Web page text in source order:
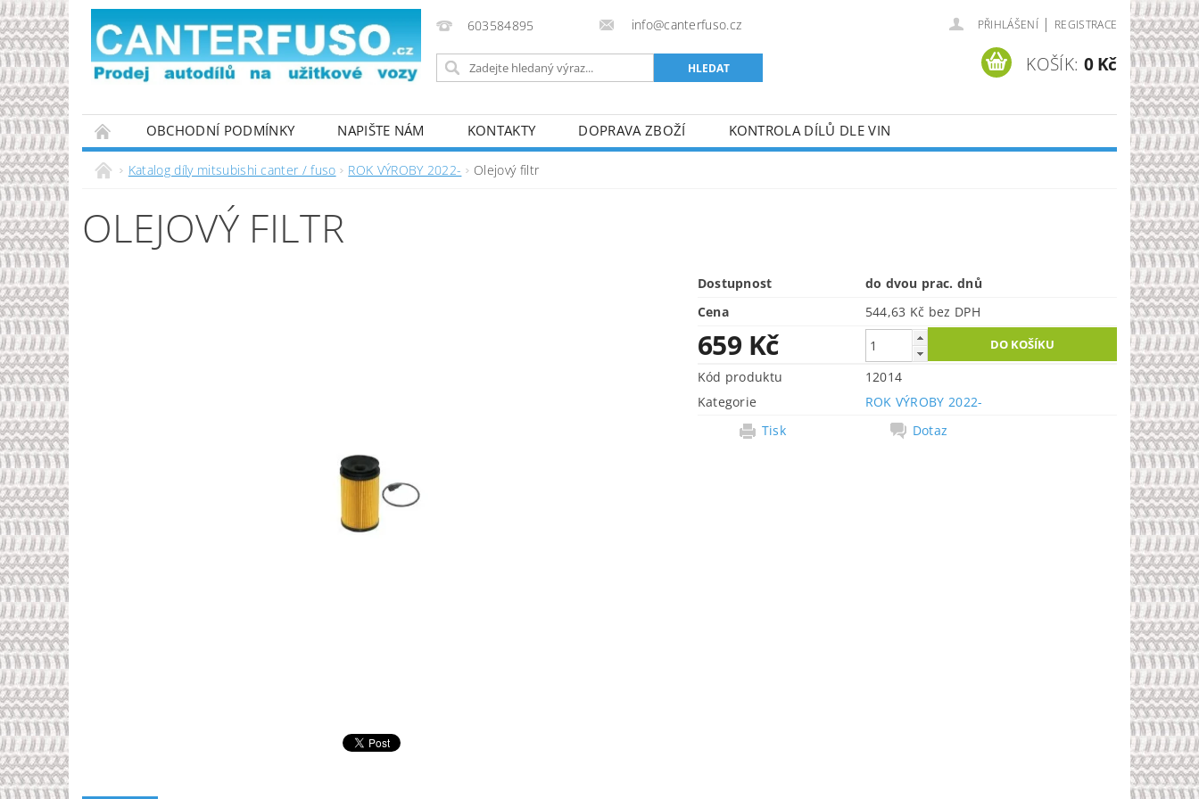
603584895 info@canterfuso.cz PŘIHLÁŠENÍ | REGISTRACE
KOŠÍK: 0 Kč
OBCHODNÍ PODMÍNKY NAPIŠTE NÁM KONTAKTY DOPRAVA ZBOŽÍ
KONTROLA DÍLŮ DLE VIN
PODMÍNKY OCHRANY OSOBNÍCH ÚDAJŮ
Katalog díly mitsubishi canter / fuso ROK VÝROBY 2022- Olejový filtr
OLEJOVÝ FILTR
Dostupnost
do dvou prac. dnů
Cena
544,63 Kč bez DPH
659 Kč
Kód produktu
12014
Kategorie
ROK VÝROBY 2022-
Tisk
Dotaz